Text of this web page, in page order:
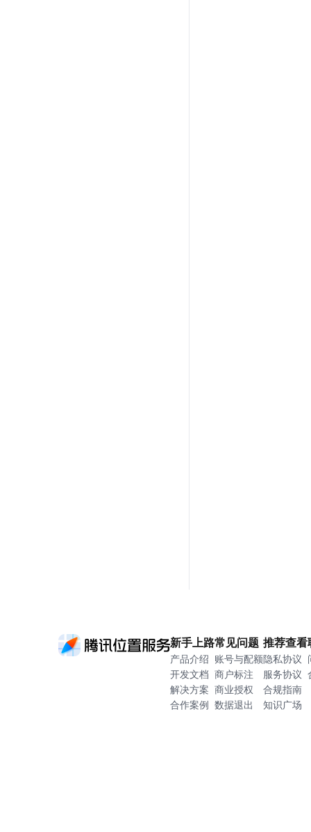
新手上路
产品介绍
开发文档
解决方案
合作案例
常见问题
账号与配额
商户标注
商业授权
数据退出
推荐查看
隐私协议
服务协议
合规指南
知识广场